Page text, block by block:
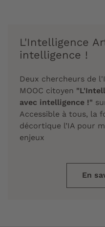
L'Intelligence
intelligence !
Deux chercheurs de
MOOC citoyen
avec intelligence !"
Accessible à tous, la
décortique l’IA pour
enjeux
En